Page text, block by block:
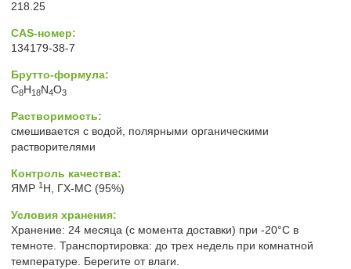
218.25
CAS-номер:
134179-38-7
Брутто-формула:
C8H18N4O3
Растворимость:
смешивается с водой, полярными органическими
растворителями
Контроль качества:
ЯМР 1 H, ГХ-МС (95%)
Условия хранения:
Хранение: 24 месяца (с момента доставки) при -20°C в
темноте. Транспортировка: до трех недель при комнатной
температуре. Берегите от влаги.